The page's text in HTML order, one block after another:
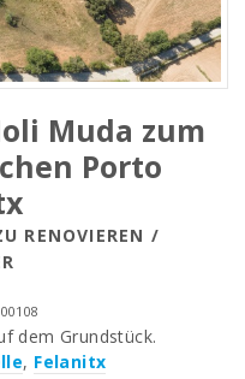
Muda zum
Porto
RENOVIEREN /
dem Grundstück.
, Felanitx